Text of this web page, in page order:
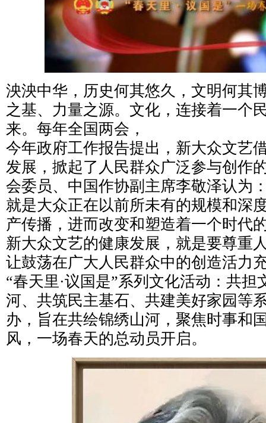
泱泱中华，历史何其悠久，文明何其
之基、力量之源。文化，连接着一个
来。每年全国两会，
今年政府工作报告提出，新大众文艺
发展，掀起了人民群众广泛参与创作
会委员、中国作协副主席李敬泽认为
就是大众正在以前所未有的规模和深
产传播，进而改变和塑造着一个时代
新大众文艺的健康发展，就是要尊重
让鼓荡在广大人民群众中的创造活力
“春天里·议国是”系列文化活动：共
河、共筑⺠主基石、共建美好家园等
办，旨在共绘锦绣山河，聚焦时事和
风，一场春天的总动员开启。